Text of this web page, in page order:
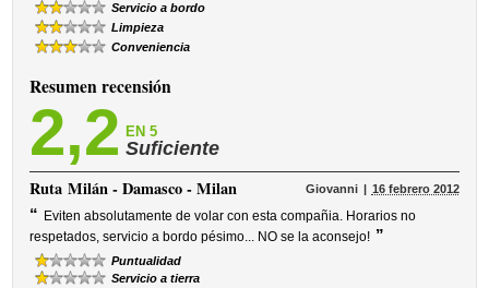
Servicio a bordo
Limpieza
Conveniencia
Resumen recensión
2,2 EN 5
Suficiente
RutaMilán - Damasco - Milan Giovanni 16 febrero 2012
“ Eviten absolutamente de volar con esta compañia. Horarios no
respetados, servicio a bordo pésimo... NO se la aconsejo! ”
Puntualidad
Servicio a tierra